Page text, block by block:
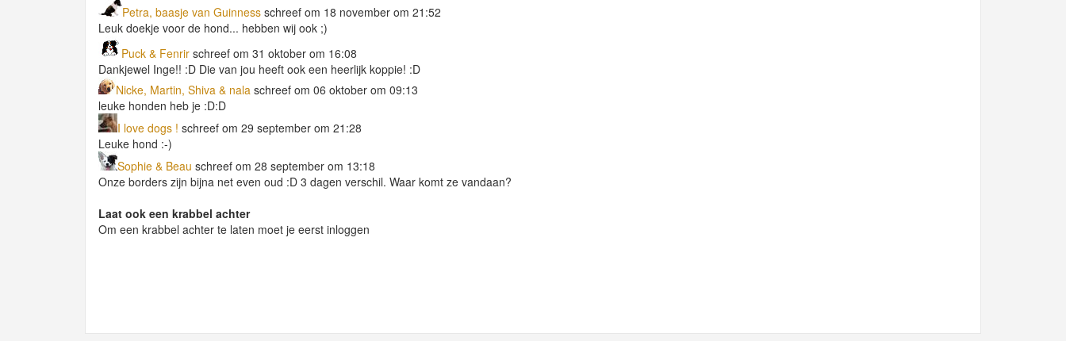
Petra, baasje van Guinness schreef om 18 november om 21:52
Leuk doekje voor de hond... hebben wij ook ;)
Puck & Fenrir schreef om 31 oktober om 16:08
Dankjewel Inge!! :D Die van jou heeft ook een heerlijk koppie! :D
Nicke, Martin, Shiva & nala schreef om 06 oktober om 09:13
leuke honden heb je :D:D
I love dogs ! schreef om 29 september om 21:28
Leuke hond :-)
Sophie & Beau schreef om 28 september om 13:18
Onze borders zijn bijna net even oud :D 3 dagen verschil. Waar komt ze vandaan?
Laat ook een krabbel achter
Om een krabbel achter te laten moet je eerst inloggen